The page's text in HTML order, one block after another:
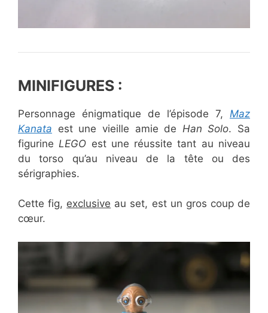
MINIFIGURES :
Personnage énigmatique de l’épisode 7, Maz
Kanata est une vieille amie de Han Solo. Sa
figurine LEGO est une réussite tant au niveau
du torso qu’au niveau de la tête ou des
sérigraphies.
Cette fig, exclusive au set, est un gros coup de
cœur.